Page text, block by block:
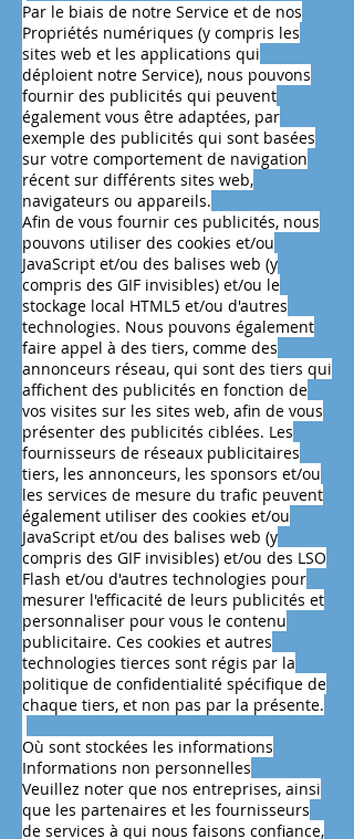
Par le biais de notre Service et de nos
Propriétés numériques (y compris les
sites web et les applications qui
déploient notre Service), nous pouvons
fournir des publicités qui peuvent
également vous être adaptées, par
exemple des publicités qui sont basées
sur votre comportement de navigation
récent sur différents sites web,
navigateurs ou appareils.
Afin de vous fournir ces publicités, nous
pouvons utiliser des cookies et/ou
JavaScript et/ou des balises web (y
compris des GIF invisibles) et/ou le
stockage local HTML5 et/ou d'autres
technologies. Nous pouvons également
faire appel à des tiers, comme des
annonceurs réseau, qui sont des tiers qui
affichent des publicités en fonction de
vos visites sur les sites web, afin de vous
présenter des publicités ciblées. Les
fournisseurs de réseaux publicitaires
tiers, les annonceurs, les sponsors et/ou
les services de mesure du trafic peuvent
également utiliser des cookies et/ou
JavaScript et/ou des balises web (y
compris des GIF invisibles) et/ou des LSO
Flash et/ou d'autres technologies pour
mesurer l'efficacité de leurs publicités et
personnaliser pour vous le contenu
publicitaire. Ces cookies et autres
technologies tierces sont régis par la
politique de confidentialité spécifique de
chaque tiers, et non pas par la présente.
Où sont stockées les informations
Informations non personnelles
Veuillez noter que nos entreprises, ainsi
que les partenaires et les fournisseurs
de services à qui nous faisons confiance,